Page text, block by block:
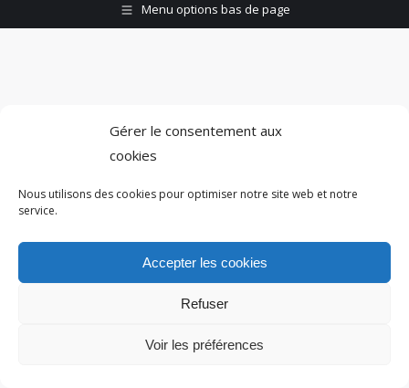
Gérer le consentement aux
cookies
Nous utilisons des cookies pour optimiser notre site web et notre
service.
Accepter les cookies
Refuser
Voir les préférences
Menu options bas de page